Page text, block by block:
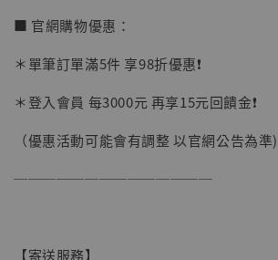
■ 官網購物優惠：
＊單筆訂單滿5件 享98折優惠❗️
＊登入會員 每3000元 再享15元回饋金❗️
（優惠活動可能會有調整 以官網公告為準)
──────────────
【寄送服務】